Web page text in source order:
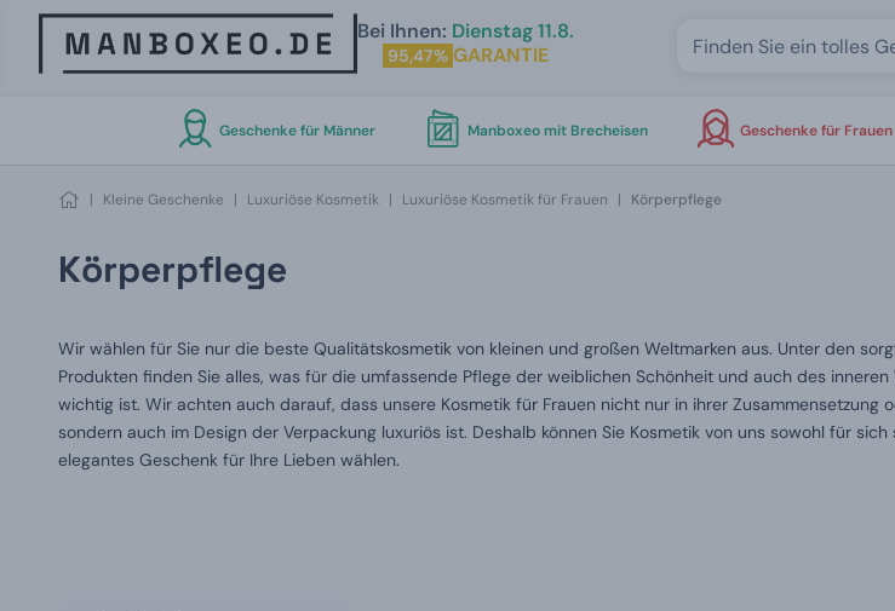
Bei Ihnen: Dienstag 11.8.
95,47% GARANTIE
Geschenke für Männer Manboxeo mit Brecheisen Geschenke für Frauen
| Kleine Geschenke | Luxuriöse Kosmetik | Luxuriöse Kosmetik für Frauen | Körperpflege
Körperpflege
Wir wählen für Sie nur die beste Qualitätskosmetik von kleinen und großen Weltmarken aus. Unter den
Produkten finden Sie alles, was für die umfassende Pflege der weiblichen Schönheit und auch des
wichtig ist. Wir achten auch darauf, dass unsere Kosmetik für Frauen nicht nur in ihrer Zusammensetzung
sondern auch im Design der Verpackung luxuriös ist. Deshalb können Sie Kosmetik von uns sowohl für
elegantes Geschenk für Ihre Lieben wählen.